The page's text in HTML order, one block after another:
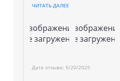
ЧИТАТЬ ДАЛЕЕ
Изображение
не загруженоне загружено
Дата отзыва: 5/20/2025